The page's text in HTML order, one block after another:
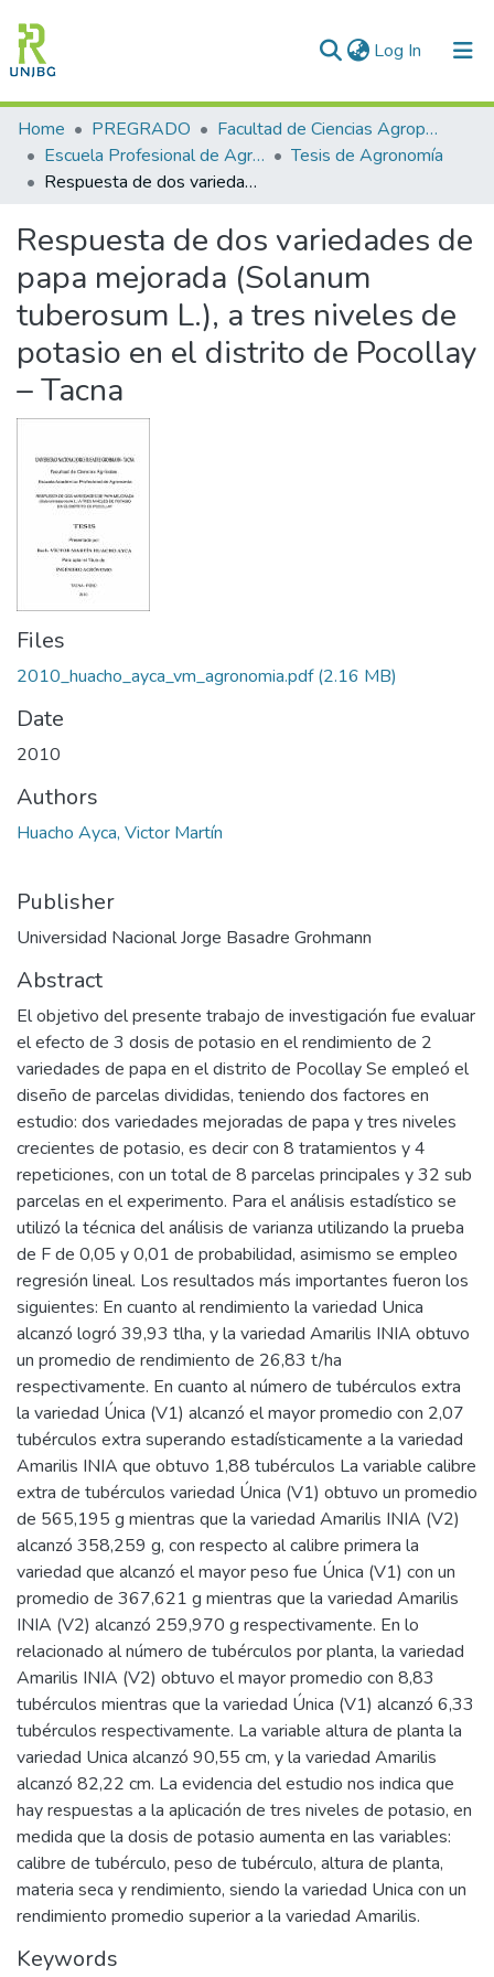
Log In (current)
Communities & Collections
All of DSpace
Enviar tesis
Home PREGRADO
Facultad de Ciencias Agropecuarias
Escuela Profesional de Agronomía
Tesis de Agronomía
Respuesta de dos variedades de papa mejorada (Solanum tuberosum L.), a tres niveles de potasio en el distrito de Pocollay – Tacna
Respuesta de dos variedades de
papa mejorada (Solanum
tuberosum L.), a tres niveles de
potasio en el distrito de Pocollay
– Tacna
Files
2010_huacho_ayca_vm_agronomia.pdf(2.16 MB)
Date
2010
Authors
Huacho Ayca, Victor Martín
Publisher
Universidad Nacional Jorge Basadre Grohmann
Abstract
El objetivo del presente trabajo de investigación fue evaluar
el efecto de 3 dosis de potasio en el rendimiento de 2
variedades de papa en el distrito de Pocollay Se empleó el
diseño de parcelas divididas, teniendo dos factores en
estudio: dos variedades mejoradas de papa y tres niveles
crecientes de potasio, es decir con 8 tratamientos y 4
repeticiones, con un total de 8 parcelas principales y 32 sub
parcelas en el experimento. Para el análisis estadístico se
utilizó la técnica del análisis de varianza utilizando la prueba
de F de 0,05 y 0,01 de probabilidad, asimismo se empleo
regresión lineal. Los resultados más importantes fueron los
siguientes: En cuanto al rendimiento la variedad Unica
alcanzó logró 39,93 tlha, y la variedad Amarilis INIA obtuvo
un promedio de rendimiento de 26,83 t/ha
respectivamente. En cuanto al número de tubérculos extra
la variedad Única (V1) alcanzó el mayor promedio con 2,07
tubérculos extra superando estadísticamente a la variedad
Amarilis INIA que obtuvo 1,88 tubérculos La variable calibre
extra de tubérculos variedad Única (V1) obtuvo un promedio
de 565,195 g mientras que la variedad Amarilis INIA (V2)
alcanzó 358,259 g, con respecto al calibre primera la
variedad que alcanzó el mayor peso fue Única (V1) con un
promedio de 367,621 g mientras que la variedad Amarilis
INIA (V2) alcanzó 259,970 g respectivamente. En lo
relacionado al número de tubérculos por planta, la variedad
Amarilis INIA (V2) obtuvo el mayor promedio con 8,83
tubérculos mientras que la variedad Única (V1) alcanzó 6,33
tubérculos respectivamente. La variable altura de planta la
variedad Unica alcanzó 90,55 cm, y la variedad Amarilis
alcanzó 82,22 cm. La evidencia del estudio nos indica que
hay respuestas a la aplicación de tres niveles de potasio, en
medida que la dosis de potasio aumenta en las variables:
calibre de tubérculo, peso de tubérculo, altura de planta,
materia seca y rendimiento, siendo la variedad Unica con un
rendimiento promedio superior a la variedad Amarilis.
Keywords